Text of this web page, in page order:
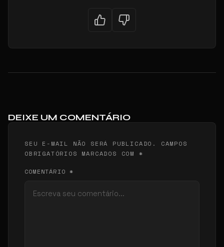
DEIXE UM COMENTÁRIO
SEU E-MAIL NÃO SERÁ PUBLICADO. CAMPOS
OBRIGATÓRIOS MARCADOS COM *
COMENTÁRIO *